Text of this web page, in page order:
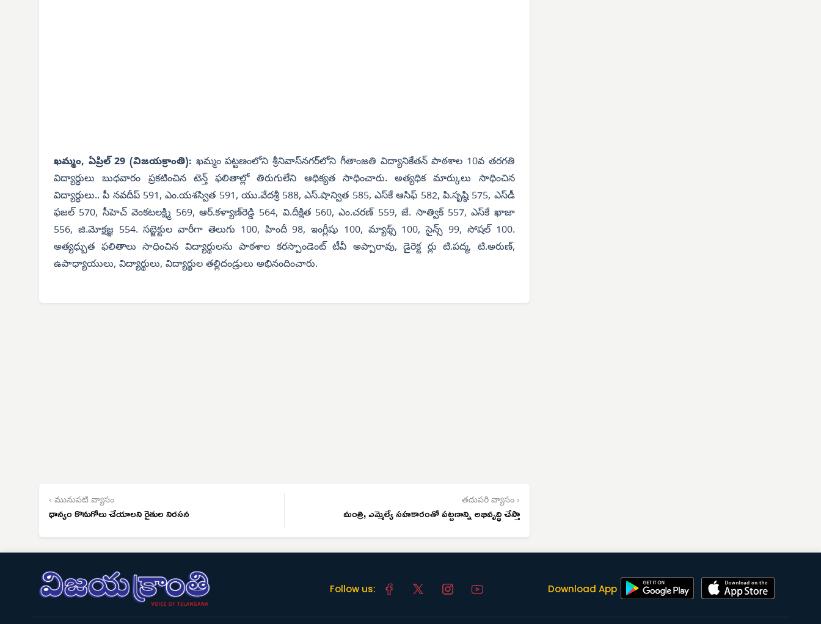
ఖమ్మం, ఏప్రిల్ 29 (విజయక్రాంతి): ఖమ్మం పట్టణంలోని శ్రీనివాస్‌నగర్‌లోని గీతాంజతి విద్యానికేతన్ పాఠశాల 10వ తరగతి
విద్యార్థులు బుధవారం ప్రకటించిన టెన్త్ ఫలితాల్లో తిరుగులేని ఆధిక్యత సాధించారు. అత్యధిక మార్కులు సాధించిన
విద్యార్థులు.. పీ నవదీప్ 591, ఎం.యశస్విత 591, యు.వేదశ్రీ 588, ఎస్.షాన్విత 585, ఎస్‌కే ఆసిఫ్ 582, పి.సృష్ఠి 575, ఎస్‌డీ
ఫజల్ 570, సీహెచ్ వెంకటలక్ష్మి 569, ఆర్.కళ్యాణ్‌రెడ్డి 564, వి.దీక్షిత 560, ఎం.చరణ్ 559, జే. సాత్విక్ 557, ఎస్‌కే ఖాజా
556, జి.మోక్షజ్ఞ 554. సబ్జెక్టుల వారీగా తెలుగు 100, హిందీ 98, ఇంగ్లీషు 100, మ్యాథ్స్ 100, సైన్స్ 99, సోషల్ 100.
అత్యధ్బుత ఫలితాలు సాధించిన విద్యార్థులను పాఠశాల కరస్పాండెంట్ టీవీ అప్పారావు, డైరెక్ట ర్లు టి.పద్మ, టి.అరుణ్,
ఉపాధ్యాయులు, విద్యార్థులు, విద్యార్థుల తల్లిదండ్రులు అభినందించారు.
‹ మునుపటి వ్యాసం
ధాన్యం కొనుగోలు చేయాలని రైతుల నిరసన
తదుపరి వ్యాసం ›
మంత్రి, ఎమ్మెల్యే సహకారంతో పట్టణాన్ని అభివృద్ధి చేస్తా
Follow us: Download App